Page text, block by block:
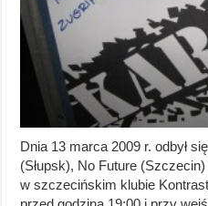
Dnia 13 marca 2009 r. odbył
(Słupsk), No Future
w szczecińskim klubie